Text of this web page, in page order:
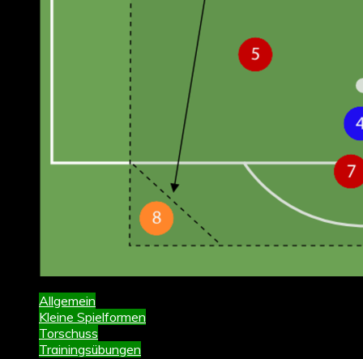
Allgemein
Kleine Spielformen
Torschuss
Trainingsübungen